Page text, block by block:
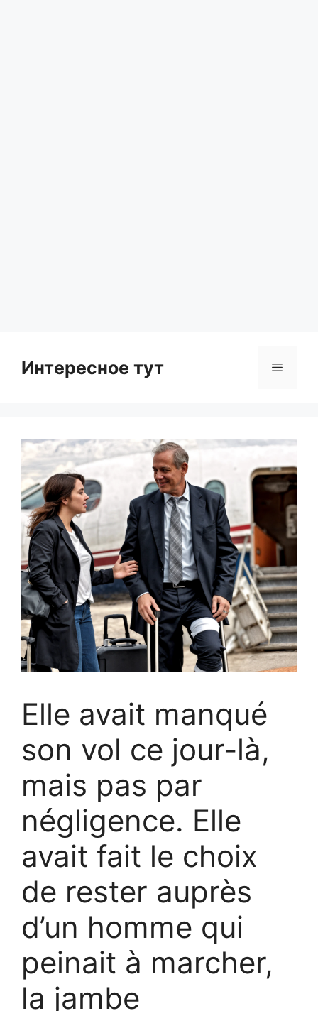
Интересное тут Menu
Elle avait manqué
son vol ce jour-là,
mais pas par
négligence. Elle
avait fait le choix
de rester auprès
d’un homme qui
peinait à marcher,
la jambe